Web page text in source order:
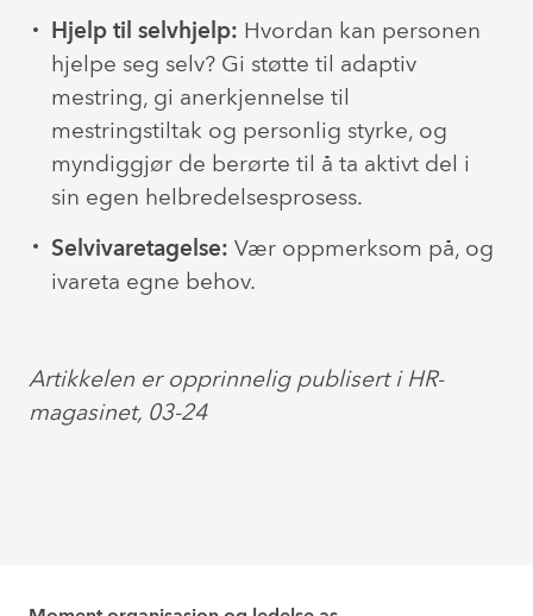
Hjelp til selvhjelp: Hvordan kan personen
hjelpe seg selv? Gi støtte til adaptiv
mestring, gi anerkjennelse til
mestringstiltak og personlig styrke, og
myndiggjør de berørte til å ta aktivt del i
sin egen helbredelsesprosess.
Selvivaretagelse:Vær oppmerksom på, og
ivareta egne behov.
Artikkelen er opprinnelig publisert i HR-
magasinet, 03-24